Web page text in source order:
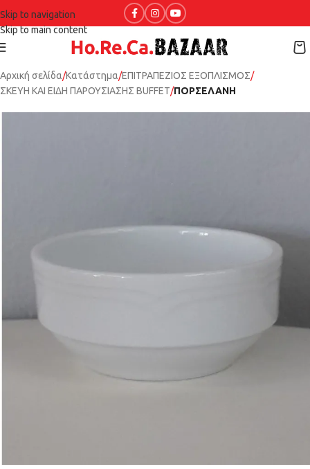
Skip to navigation
Skip to main content
Αρχική σελίδα Κατάστημα ΕΠΙΤΡΑΠΕΖΙΟΣ ΕΞΟΠΛΙΣΜΟΣ
ΣΚΕΥΗ ΚΑΙ ΕΙΔΗ ΠΑΡΟΥΣΙΑΣΗΣ BUFFET ΠΟΡΣΕΛΑΝΗ